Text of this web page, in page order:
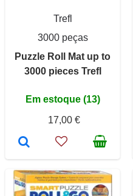
Trefl
3000 peças
Puzzle Roll Mat up to
3000 pieces Trefl
Em estoque (13)
17,00 €